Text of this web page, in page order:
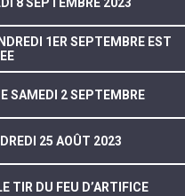
1ER SEPTEMBRE EST
SAMEDI 2 SEPTEMBRE
25 AOÛT 2023
TIR DU FEU D’ARTIFICE